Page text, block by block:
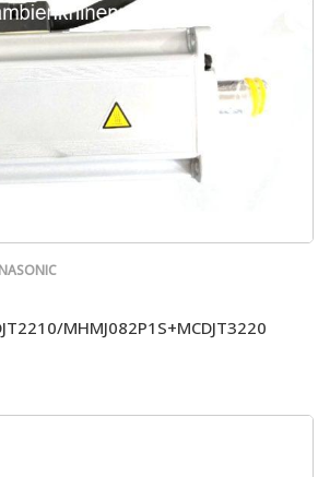
MHMJ082P1S+MCDJT3220